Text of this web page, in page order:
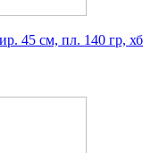
45 см, пл. 140 гр, хб